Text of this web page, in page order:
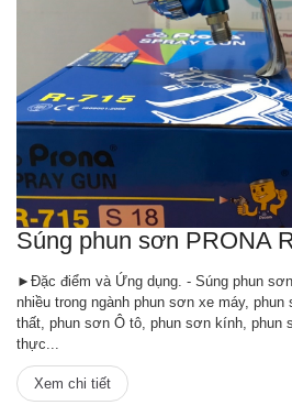
Súng phun sơn PRONA
►Đặc điểm và Ứng dụng. - Súng phun
nhiều trong ngành phun sơn xe máy,
thất, phun sơn Ô tô, phun sơn kính, phun
thực...
Xem chi tiết